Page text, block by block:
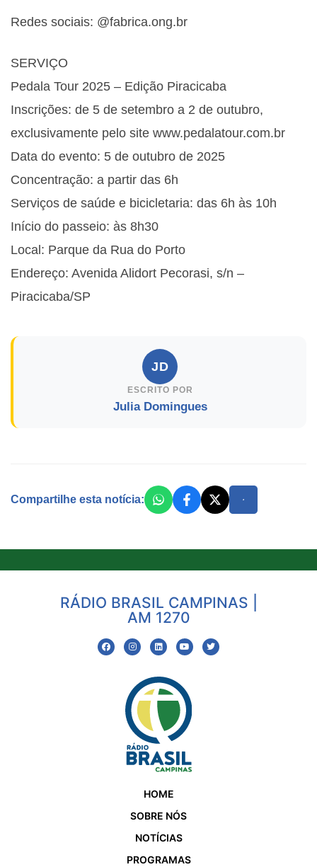
Redes sociais: @fabrica.ong.br
SERVIÇO
Pedala Tour 2025 – Edição Piracicaba
Inscrições: de 5 de setembro a 2 de outubro,
exclusivamente pelo site www.pedalatour.com.br
Data do evento: 5 de outubro de 2025
Concentração: a partir das 6h
Serviços de saúde e bicicletaria: das 6h às 10h
Início do passeio: às 8h30
Local: Parque da Rua do Porto
Endereço: Avenida Alidort Pecorasi, s/n –
Piracicaba/SP
JD
ESCRITO POR
Julia Domingues
Compartilhe esta notícia:
RÁDIO BRASIL CAMPINAS |
AM 1270
HOME
SOBRE NÓS
NOTÍCIAS
PROGRAMAS